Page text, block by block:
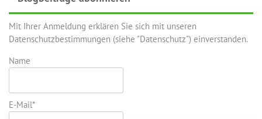
Mit Ihrer Anmeldung erklären Sie sich mit unseren
Datenschutzbestimmungen (siehe "Datenschutz") einverstanden.
Name
E-Mail*